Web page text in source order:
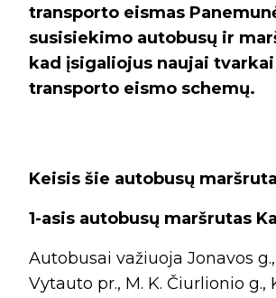
transporto eismas
susisiekimo autobusų ir
kad įsigaliojus naujai
transporto eismo schemų.
Keisis šie autobusų
1-asis autobusų maršrutas
Autobusai važiuoja Jonavos
Vytauto pr., M. K. Čiurlionio